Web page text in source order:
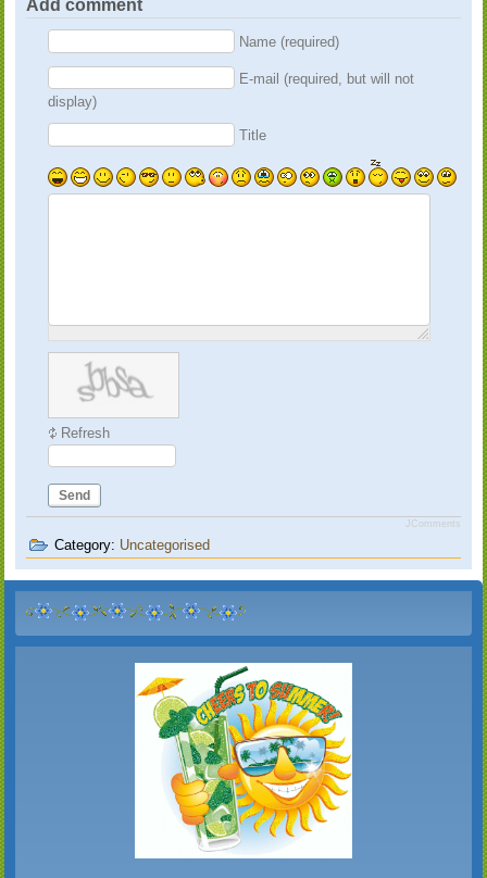
Add comment
Name (required)
E-mail (required, but will not
display)
Title
Refresh
Send
JComments
Category: Uncategorised